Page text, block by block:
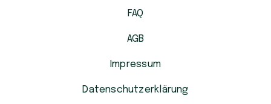
FAQ
AGB
Impressum
Datenschutzerklärung